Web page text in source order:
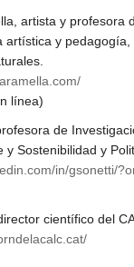
artista y profesora
artística y
línea)
de
y Sostenibilidad y
in/gsonetti/
científico del